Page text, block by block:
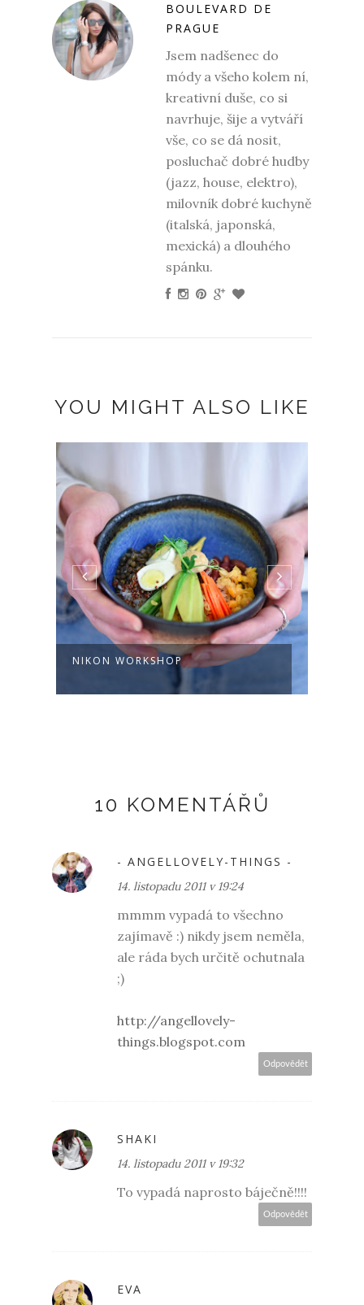
BOULEVARD DE
PRAGUE
Jsem nadšenec do
módy a všeho kolem ní,
kreativní duše, co si
navrhuje, šije a vytváří
vše, co se dá nosit,
posluchač dobré hudby
(jazz, house, elektro),
milovník dobré kuchyně
(italská, japonská,
mexická) a dlouhého
spánku.
YOU MIGHT ALSO LIKE
NIKON WORKSHOP
10 KOMENTÁŘŮ
- ANGELLOVELY-THINGS -
14. listopadu 2011 v 19:24
mmmm vypadá to všechno
zajímavě :) nikdy jsem neměla,
ale ráda bych určitě ochutnala
;)
http://angellovely-
things.blogspot.com
Odpovědět
SHAKI
14. listopadu 2011 v 19:32
To vypadá naprosto báječně!!!!
Odpovědět
EVA